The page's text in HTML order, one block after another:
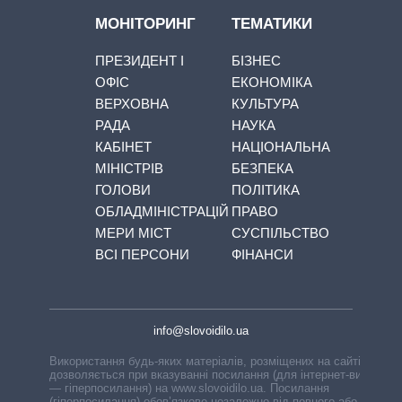
МОНІТОРИНГ
ПРЕЗИДЕНТ І
ОФІС
ВЕРХОВНА
РАДА
КАБІНЕТ
МІНІСТРІВ
ГОЛОВИ
ОБЛАДМІНІСТРАЦІЙ
МЕРИ МІСТ
ВСІ ПЕРСОНИ
ТЕМАТИКИ
БІЗНЕС
ЕКОНОМІКА
КУЛЬТУРА
НАУКА
НАЦІОНАЛЬНА
БЕЗПЕКА
ПОЛІТИКА
ПРАВО
СУСПІЛЬСТВО
ФІНАНСИ
info@slovoidilo.ua
Використання будь-яких матеріалів, розміщених на сайті,
дозволяється при вказуванні посилання (для інтернет-видань
— гіперпосилання) на www.slovoidilo.ua. Посилання